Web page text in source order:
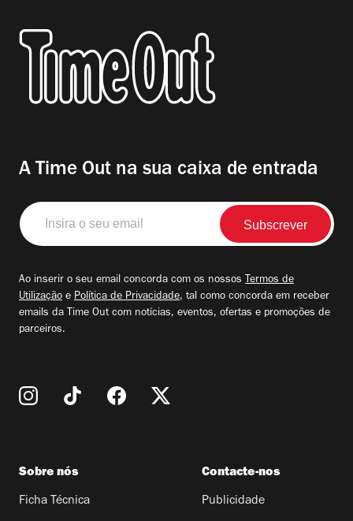
A Time Out na sua caixa de entrada
Insira
o
seu
Ao inserir o seu email concorda com os nossos Termos de
Utilização e Política de Privacidade, tal como concorda em receber
emails da Time Out com notícias, eventos, ofertas e promoções de
parceiros.
Sobre nós
Ficha Técnica
Contacte-nos
Publicidade